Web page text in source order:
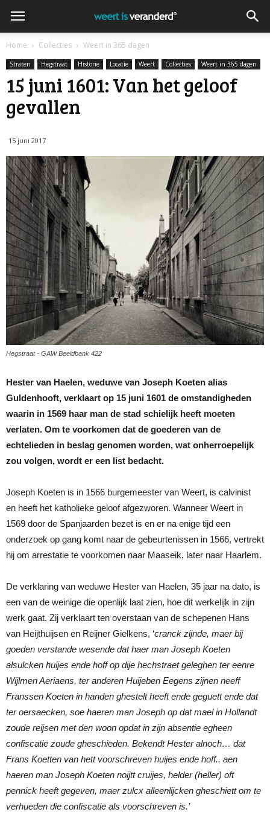
Home Collecties Weert in 365 dagen
Straten Hegstraat Historie Locatie Weert Collecties Weert in 365 dagen
15 juni 1601: Van het geloof
gevallen
15 juni 2017
Hegstraat - GAW Beeldbank 422
Hester van Haelen, weduwe van Joseph Koeten alias
Guldenhooft, verklaart op 15 juni 1601 de omstandigheden
waarin in 1569 haar man de stad schielijk heeft moeten
verlaten. Om te voorkomen dat de goederen van de
echtelieden in beslag genomen worden, wat onherroepelijk
zou volgen, wordt er een list bedacht.
Joseph Koeten is in 1566 burgemeester van Weert, is calvinist
en heeft het katholieke geloof afgezworen. Wanneer Weert in
1569 door de Spanjaarden bezet is en er na enige tijd een
onderzoek op gang komt naar de gebeurtenissen in 1566, vertrekt
hij om arrestatie te voorkomen naar Maaseik, later naar Haarlem.
De verklaring van weduwe Hester van Haelen, 35 jaar na dato, is
een van de weinige die openlijk laat zien, hoe dit werkelijk in zijn
werk gaat. Zij verklaart ten overstaan van de schepenen Hans
van Heijthuijsen en Reijner Gielkens, ‘cranck zijnde, maer bij
goeden verstande wesende dat haer man Joseph Koeten
alsulcken huijes ende hoff op dije hechstraet geleghen ter eenre
Wijlmen Aeriaens, ter anderen Huijeben Eegens zijnen neeff
Franssen Koeten in handen ghestelt heeft ende geguett ende dat
ter oersaecken, soe haeren man Joseph op dat mael in Hollandt
zoude reijsen met den woon opdat in zijn absentie egheen
confiscatie zoude gheschieden. Bekendt Hester alnoch… dat
Frans Koetten van hett voorschreven huijes ende hoff.. aen
haeren man Joseph Koeten noijtt cruijes, helder (heller) oft
pennick heeft gegeven, maer zulcx alleenlijcken gheschiett om te
verhueden die confiscatie als voorschreven is.’